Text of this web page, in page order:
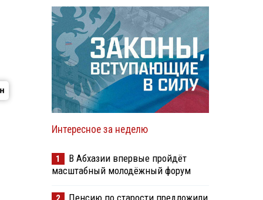
Интересное за неделю
1
В Абхазии впервые пройдёт
масштабный молодёжный форум